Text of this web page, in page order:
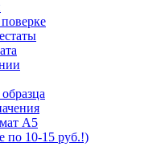
А5
по 10-15 руб.!)